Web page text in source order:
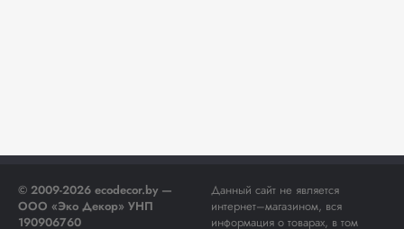
© 2009-2026 ecodecor.by —
ООО «Эко Декор» УНП
190906760
Данный сайт не является
интернет–магазином, вся
информация о товарах, в том